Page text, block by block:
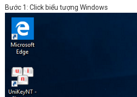
Bước 1: Click biểu tượng Windows